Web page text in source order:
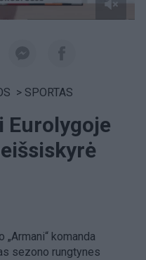
> SPORTAS
Eurolygoje
komanda
sezono rungtynes